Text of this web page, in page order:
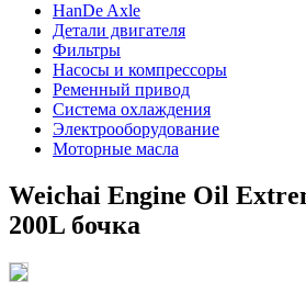
HanDe Axle
Детали двигателя
Фильтры
Насосы и компрессоры
Ременный привод
Система охлаждения
Электрооборудование
Моторные масла
Weichai Engine Oil
200L бочка